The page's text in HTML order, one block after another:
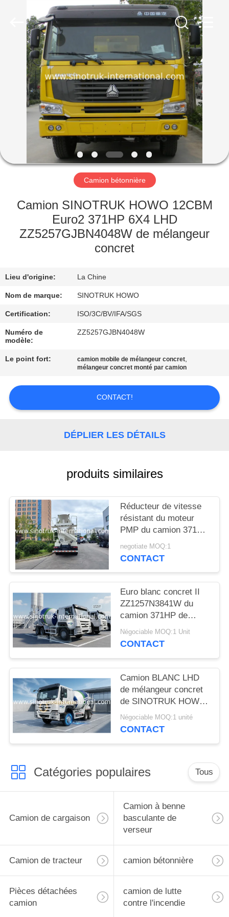
MAISON
PRODUITS
À
PROPOS
NOUS
VISITE
CONTRÔLE
DE
LA
NOUS
CONTACTER
DEMANDEZ
PLAN
DU
SITE
POLITIQUE
DE
CONFIDENTIALITÉ
Camion bétonnière
Camion SINOTRUK HOWO 12CBM
Euro2 371HP 6X4 LHD
ZZ5257GJBN4048W de mélangeur
concret
Lieu d'origine: La Chine
Nom de marque: SINOTRUK HOWO
Certification: ISO/3C/BV/IFA/SGS
Numéro de
modèle:
ZZ5257GJBN4048W
Le point fort: camion mobile de mélangeur concret,
mélangeur concret monté par camion
CONTACT!
DÉPLIER LES DÉTAILS
produits similaires
Réducteur de vitesse
résistant du moteur
PMP du camion 371HP
de mélangeur concret
de HOWO 8x4 16m3
negotiate MOQ:1
CONTACT
Euro blanc concret II
ZZ1257N3841W du
camion 371HP de
mélangeur de HOWO
SINOTRUK
Négociable MOQ:1 Unit
CONTACT
Camion BLANC LHD
de mélangeur concret
de SINOTRUK HOWO
371HP
Négociable MOQ:1 unité
CONTACT
Catégories populaires Tous
Camion de cargaison
Camion à benne
basculante de
verseur
Camion de tracteur camion bétonnière
Pièces détachées
camion
camion de lutte
contre l'incendie